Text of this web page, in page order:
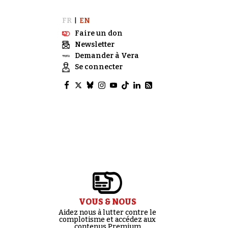
FR
EN
Faire un don
Newsletter
Demander à Vera
Se connecter
VOUS & NOUS
Aidez nous à lutter contre le
complotisme et accédez aux